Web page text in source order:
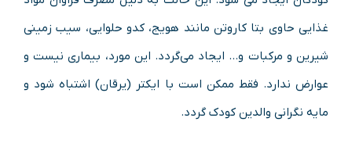
غذایی حاوی بتا کاروتن مانند هویج، کدو حلوایی، سیب زمینی
شیرین و مرکبات و… ایجاد می‌گردد. این مورد، بیماری نیست و
عوارض ندارد. فقط ممکن است با ایکتر (یرقان) اشتباه شود و
مایه نگرانی والدین کودک گردد.